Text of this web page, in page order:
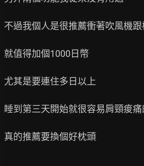
不過我個人是很推薦衝著吹風機跟
就值得加個1000日幣
尤其是要連住多日以上
睡到第三天開始就很容易肩頸痠
真的推薦要換個好枕頭